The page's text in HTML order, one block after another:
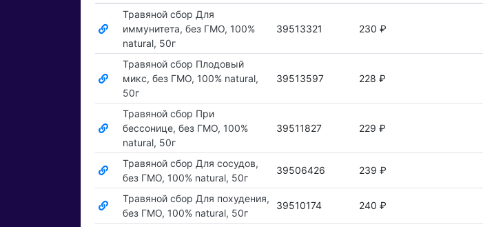
Травяной сбор Для
иммунитета, без ГМО, 100%
natural, 50г
39513321 230 ₽
Травяной сбор Плодовый
микс, без ГМО, 100% natural,
50г
39513597 228 ₽
Травяной сбор При
бессонице, без ГМО, 100%
natural, 50г
39511827 229 ₽
Травяной сбор Для сосудов,
без ГМО, 100% natural, 50г
39506426 239 ₽
Травяной сбор Для похудения,
без ГМО, 100% natural, 50г
39510174 240 ₽